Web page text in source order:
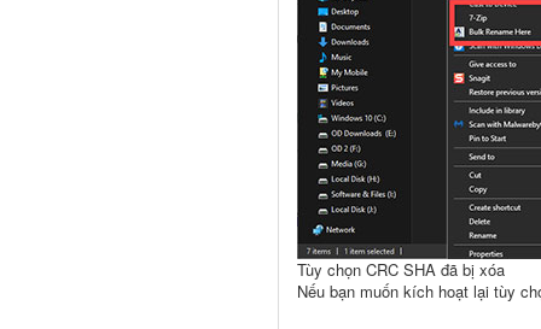
Tùy chọn CRC SHA đã bị xóa
Nếu bạn muốn kích hoạt lại tùy